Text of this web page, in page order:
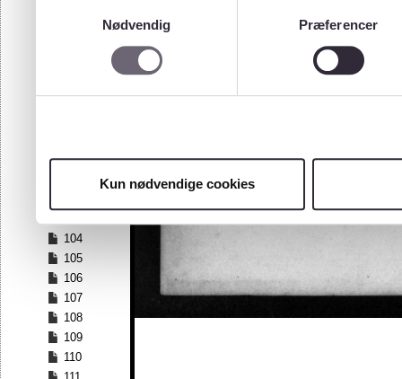
Nødvendig
Præferencer
Kun nødvendige cookies
97
100
104
105
106
107
108
109
110